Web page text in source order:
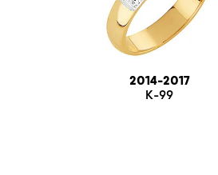
2014-2017
K-99